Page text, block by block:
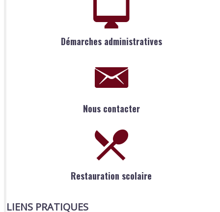
Démarches administratives
Nous contacter
Restauration scolaire
LIENS PRATIQUES